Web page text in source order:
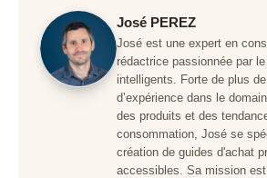
José PEREZ
José est une expert en consommation et
rédactrice passionnée par
intelligents. Forte de plus
d’expérience dans le
des produits et des
consommation, José se
création de guides d'achat
accessibles. Sa mission est